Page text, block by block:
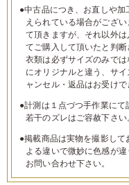
●中古品につき、お直しや
えられている場合がござ
て頂きますが、それ以外
てご購入して頂いたと判断
衣類は必ずサイズのみで
にオリジナルと違う、サ
ャンセル・返品はお受け
●計測は１点づつ手作業に
若干のズレはご容赦下さい
●掲載商品は実物を撮影し
よる違いで微妙に色感が
お問い合わせ下さい。